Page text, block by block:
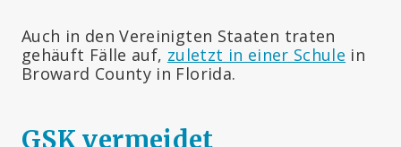
Auch in den Vereinigten Staaten traten
gehäuft Fälle auf, zuletzt in einer Schule in
Broward County in Florida.
GSK vermeidet